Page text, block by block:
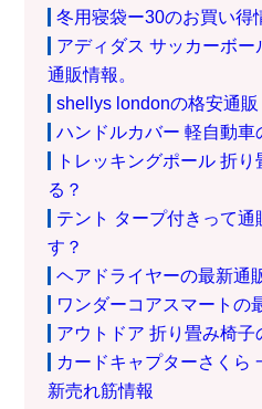
冬用寝袋ー30のお買い得
アディダス サッカーボ
通販情報。
shellys londonの格安通販
ハンドルカバー 軽自動車
トレッキングポール 折
る？
テント タープ付きって通
す？
ヘアドライヤーの最新通
ワンダーコアスマートの
アウトドア 折り畳み椅子
カードキャプターさくら
新売れ筋情報